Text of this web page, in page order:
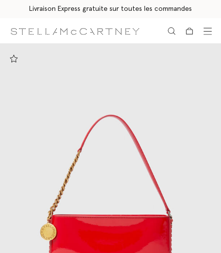
Livraison Express gratuite sur toutes les commandes